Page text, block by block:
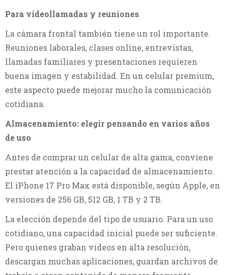
Para videollamadas y reuniones
La cámara frontal también tiene un rol importante.
Reuniones laborales, clases online, entrevistas,
llamadas familiares y presentaciones requieren
buena imagen y estabilidad. En un celular premium,
este aspecto puede mejorar mucho la comunicación
cotidiana.
Almacenamiento: elegir pensando en varios años
de uso
Antes de comprar un celular de alta gama, conviene
prestar atención a la capacidad de almacenamiento.
El iPhone 17 Pro Max está disponible, según Apple, en
versiones de 256 GB, 512 GB, 1 TB y 2 TB.
La elección depende del tipo de usuario. Para un uso
cotidiano, una capacidad inicial puede ser suficiente.
Pero quienes graban videos en alta resolución,
descargan muchas aplicaciones, guardan archivos de